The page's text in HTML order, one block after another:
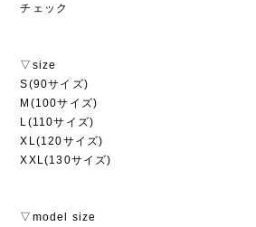
チェック
▽size
S(90サイズ)
M(100サイズ)
L(110サイズ)
XL(120サイズ)
XXL(130サイズ)
▽model size